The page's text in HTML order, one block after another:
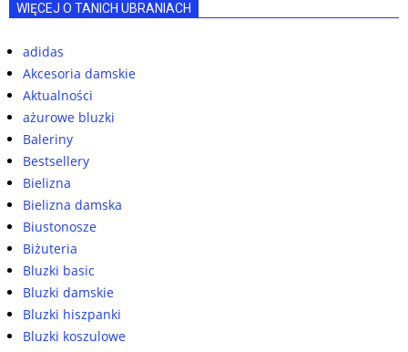
WIĘCEJ O TANICH UBRANIACH
adidas
Akcesoria damskie
Aktualności
ażurowe bluzki
Baleriny
Bestsellery
Bielizna
Bielizna damska
Biustonosze
Biżuteria
Bluzki basic
Bluzki damskie
Bluzki hiszpanki
Bluzki koszulowe